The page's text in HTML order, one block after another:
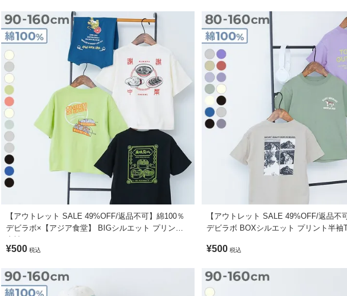
などを合わせれば、こなれ感のある印象にも仕上がります。
ツとのコーディネートが特におすすめです。
ください。
差が生じる場合があります。あらかじめご了承ください。
が、素材・サイズ等の品質に違いはございません。
【アウトレット SALE 49%OFF/返品不可】綿100％
デビラボ×【アジア食堂】 BIGシルエット プリント
¥500 税込
【アウトレット SALE 49%OFF/返品不
デビラボ BOXシルエット プリント半袖
¥500 税込